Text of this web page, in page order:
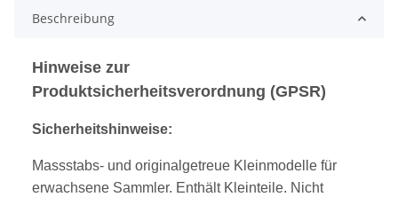
Beschreibung
Hinweise zur
Produktsicherheitsverordnung (GPSR)
Sicherheitshinweise:
Massstabs- und originalgetreue Kleinmodelle für
erwachsene Sammler. Enthält Kleinteile. Nicht